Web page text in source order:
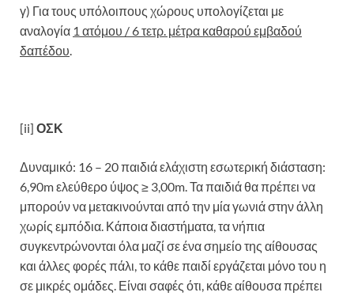
γ) Για τους υπόλοιπους χώρους υπολογίζεται με
αναλογία 1 ατόμου / 6 τετρ. μέτρα καθαρού εμβαδού
δαπέδου.
[ii] ΟΣΚ
Δυναμικό: 16 – 20 παιδιά ελάχιστη εσωτερική διάσταση:
6,90m ελεύθερο ύψος ≥ 3,00m. Τα παιδιά θα πρέπει να
μπορούν να μετακινούνται από την μία γωνιά στην άλλη
χωρίς εμπόδια. Κάποια διαστήματα, τα νήπια
συγκεντρώνονται όλα μαζί σε ένα σημείο της αίθουσας
και άλλες φορές πάλι, το κάθε παιδί εργάζεται μόνο του η
σε μικρές ομάδες. Είναι σαφές ότι, κάθε αίθουσα πρέπει